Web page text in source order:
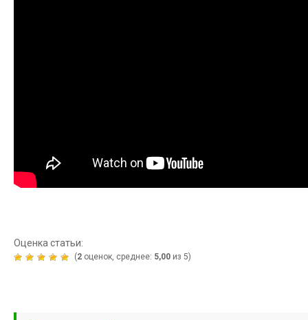
Оценка статьи:
(2оценок, среднее: 5,00из 5)